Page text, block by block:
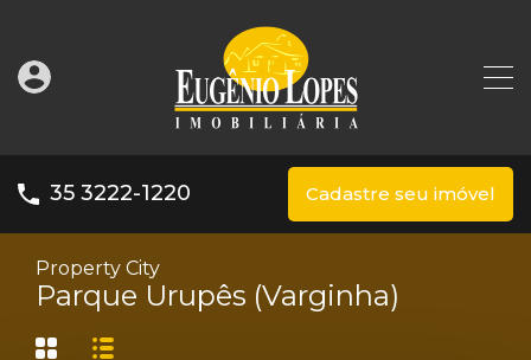
35 3222-1220 Cadastre seu imóvel
Property City
Parque Urupês (Varginha)